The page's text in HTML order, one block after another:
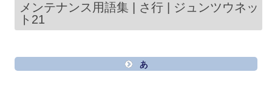
メンテナンス用語集 | さ行 | ジュンツウネッ
ト21
あ